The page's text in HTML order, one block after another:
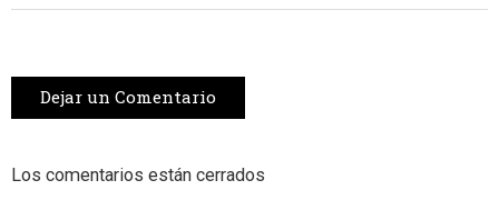
Dejar un Comentario
Los comentarios están cerrados